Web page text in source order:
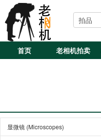
首页 老相机拍卖
显微镜 (Microscopes)